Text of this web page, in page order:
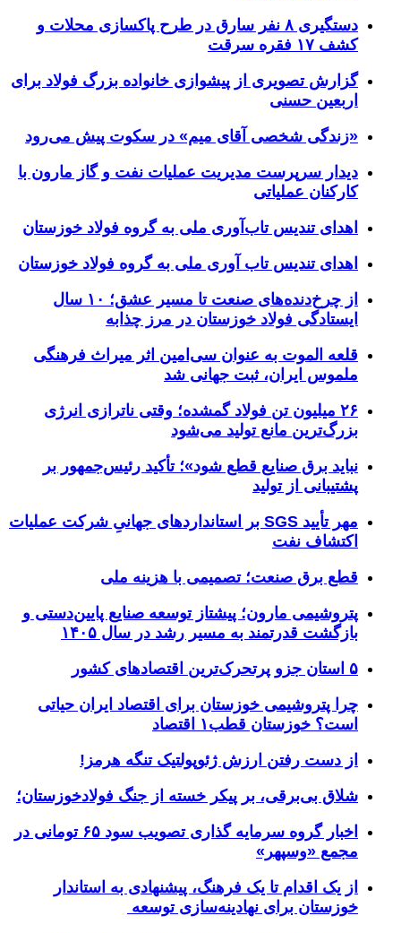
دستگیری ۸ نفر سارق در طرح پاکسازی محلات و
کشف ۱۷ فقره سرقت
گزارش تصویری از پیشوازی خانواده بزرگ فولاد برای
اربعین حسنی
«زندگی شخصی آقای میم» در سکوت پیش می‌رود
دیدار سرپرست مدیریت عملیات نفت و گاز مارون با
کارکنان عملیاتی
اهدای تندیس تاب‌آوری ملی به گروه فولاد خوزستان
اهدای تندیس تاب آوری ملی به گروه فولاد خوزستان
از چرخ‌دنده‌های صنعت تا مسیر عشق؛ ۱۰ سال
ایستادگی فولاد خوزستان در مرز چذابه
قلعه الموت به عنوان سی‌امین اثر میراث‌ فرهنگی
ملموس ایران، ثبت جهانی شد
۲۶ میلیون تن فولاد گمشده؛ وقتی ناترازی انرژی
بزرگ‌ترین مانع تولید می‌شود
نباید برق صنایع قطع شود»؛ تأکید رئیس‌جمهور بر
پشتیبانی از تولید
مهر تأیید SGS بر استانداردهای جهانیِ شرکت عملیات
اکتشاف نفت
قطع برق صنعت؛ تصمیمی با هزینه ملی
پتروشیمی مارون؛ پیشتاز توسعه صنایع پایین‌دستی و
بازگشت قدرتمند به مسیر رشد در سال ۱۴۰۵
۵ استان جزو پرتحرک‌ترین اقتصاد‌های کشور
چرا پتروشیمی خوزستان برای اقتصاد ایران حیاتی
است؟ خوزستان قطب۱ اقتصاد
از دست رفتن ارزش ژئوپولتیک تنگه هرمز!
شلاق‌ بی‌برقی، بر پیکر خسته‌ از جنگ فولادخوزستان؛
اخبار گروه سرمایه گذاری تصویب سود ۶۵ تومانی در
مجمع «وسپهر»
از یک اقدام تا یک فرهنگ، پیشنهادی به استاندار
خوزستان برای نهادینه‌سازی توسعه